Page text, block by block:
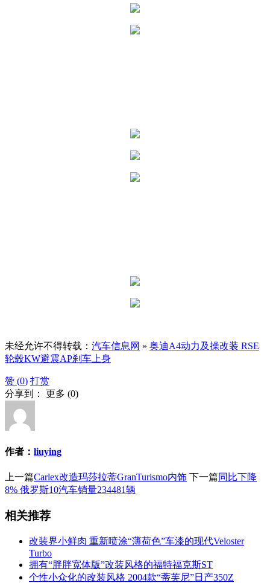
未经允许不得转载： 汽车信息网 » 奥迪A4动力及操改装 RSE
轮毂KW避震AP刹车上身
赞 (0) 打赏
分享到： 更多 (0)
作者： liuying
上一篇Carlex改造玛莎拉蒂GranTurismo内饰 下一篇同比下降
8% 俄罗斯10汽车销量234481辆
相关推荐
改装界小鲜肉 重新喷涂“薄荷色”车漆的现代Veloster
Turbo
拥有“胖胖宽体版”改装风格的福特福克斯ST
个性小众化的改装风格 2004款“蒂芙尼”日产350Z